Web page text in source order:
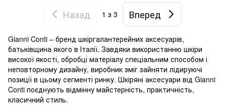
Назад 1 з 3 Вперед
Gianni Conti – бренд шкіргалантерейних аксесуарів,
батьківщина якого в Італії. Завдяки використанню шкіри
високої якості, обробці матеріалу спеціальним способом і
неповторному дизайну, виробник зміг зайняти лідируючі
позиції в цьому сегменті ринку. Шкіряні аксесуари від Gianni
Conti поєднують відмінну майстерність, практичність,
класичний стиль.